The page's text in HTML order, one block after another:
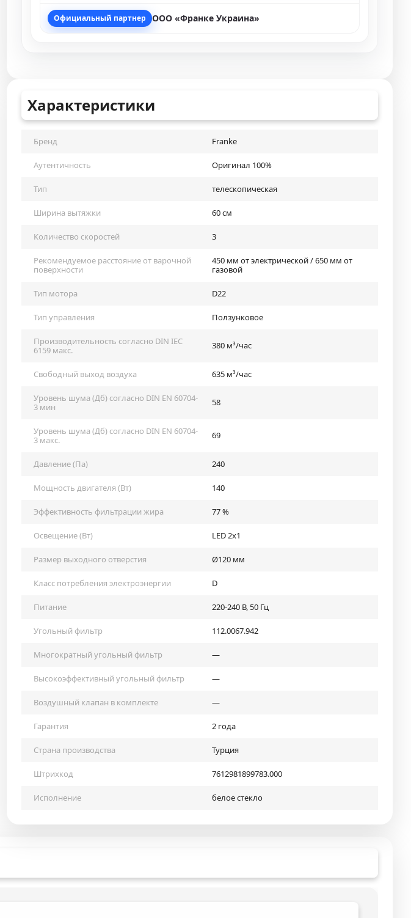
Официальный партнер ООО «Франке Украина»
Характеристики
Бренд Franke
Аутентичность Оригинал 100%
Тип телескопическая
Ширина вытяжки 60 см
Количество скоростей 3
Рекомендуемое расстояние от варочной
поверхности
450 мм от электрической / 650 мм от
газовой
Тип мотора D22
Тип управления Ползунковое
Производительность согласно DIN IEC
6159 макс.
380 м³/час
Свободный выход воздуха 635 м³/час
Уровень шума (Дб) согласно DIN EN 60704-
3 мин
58
Уровень шума (Дб) согласно DIN EN 60704-
3 макс.
69
Давление (Па) 240
Мощность двигателя (Вт) 140
Эффективность фильтрации жира 77 %
Освещение (Вт) LED 2x1
Размер выходного отверстия Ø120 мм
Класс потребления электроэнергии D
Питание 220-240 В, 50 Гц
Угольный фильтр 112.0067.942
Многократный угольный фильтр —
Высокоэффективный угольный фильтр —
Воздушный клапан в комплекте —
Гарантия 2 года
Страна производства Турция
Штрихкод 7612981899783.000
Исполнение белое стекло